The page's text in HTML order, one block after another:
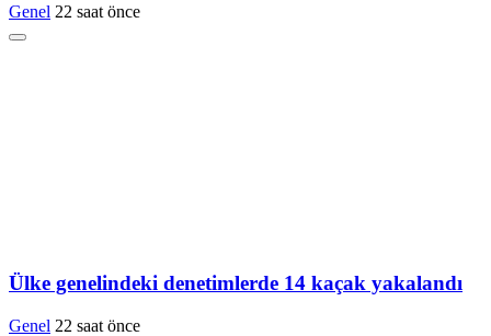
Genel 22 saat önce
Ülke genelindeki denetimlerde 14 kaçak yakalandı
Genel 22 saat önce